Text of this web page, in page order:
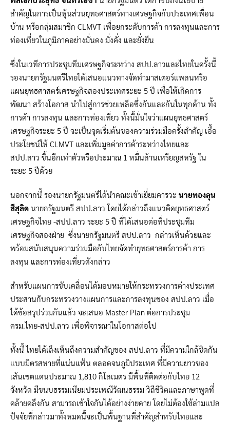
สำคัญในการเป็นหุ้นส่วนยุทธศาสตร์ทางเศรษฐกิจกับประเทศเพื่อน
บ้าน หรือกลุ่มสมาชิก CLMVT เพื่อยกระดับการค้า การลงทุนและการ
ท่องเที่ยวในภูมิภาคอย่างมั่นคง มั่งคั่ง และยั่งยืน
ซึ่งในเวทีการประชุมทีมเศรษฐกิจระหว่าง สปป.ลาวและไทยในครั้งนี้
รองนายกรัฐมนตรีไทยได้เสนอแนวทางจัดทำมาสเตอร์แพลนหรือ
แผนยุทธศาสตร์เศรษฐกิจสองประเทศระยะ 5 ปี เพื่อให้เกิดการ
พัฒนา สร้างโอกาส นำไปสู่การช่วยเหลือซึ่งกันและกันในทุกด้าน ทั้ง
การค้า การลงทุน และการท่องเที่ยว ทั้งนี้มั่นใจว่าแผนยุทธศาสตร์
เศรษฐกิจระยะ 5 ปี จะเป็นจุดเริ่มต้นของความร่วมมือครั้งสำคัญ เอื้อ
ประโยชน์ให้ CLMVT และเพิ่มมูลค่าการค้าระหว่างไทยและ
สปป.ลาว ขึ้นอีกเท่าตัวหรือประมาณ 1 หมื่นล้านเหรียญสหรัฐ ใน
ระยะ 5 ปีด้วย
นอกจากนี้ รองนายกรัฐมนตรีได้นำคณะเข้าเยี่ยมคารวะ นายทองลุน
สีสุลิด นายกรัฐมนตรี สปป.ลาว โดยได้กล่าวถึงแนวคิดยุทธศาสตร์
เศรษฐกิจไทย -สปป.ลาว ระยะ 5 ปี ที่ได้เสนอต่อที่ประชุมทีม
เศรษฐกิจสองฝ่าย ซึ่งนายกรัฐมนตรี สปป.ลาว กล่าวเห็นด้วยและ
พร้อมสนับสนุนความร่วมมือกับไทยจัดทำยุทธศาสตร์การค้า การ
ลงทุน และการท่องเที่ยวดังกล่าว
สำหรับแผนการขับเคลื่อนได้มอบหมายให้กระทรวงการต่างประเทศ
ประสานกับกระทรวงวางแผนการและการลงทุนของ สปป.ลาว เมื่อ
ได้ข้อสรุปร่วมกันแล้ว จะเสนอ Master Plan ต่อการประชุม
ครม.ไทย-สปป.ลาว เพื่อพิจารณาในโอกาสต่อไป
ทั้งนี้ ไทยได้เล็งเห็นถึงความสำคัญของ สปป.ลาว ที่มีความใกล้ชิดกัน
แบบมิตรสหายที่แน่นแฟ้น ตลอดจนภูมิประเทศ ที่มีความยาวของ
เส้นเขตแดนประมาณ 1,810 กิโลเมตร มีพื้นที่ติดต่อกับไทย 12
จังหวัด มีขนบธรรมเนียมประเพณีวัฒนธรรม วิถีชีวิตและภาษาพูดที่
คล้ายคลึงกัน สามารถเข้าใจกันได้อย่างง่ายดาย โดยไม่ต้องใช้ล่ามแปล
ปัจจัยที่กล่าวมาทั้งหมดนี้จะเป็นพื้นฐานที่สำคัญสำหรับไทยและ